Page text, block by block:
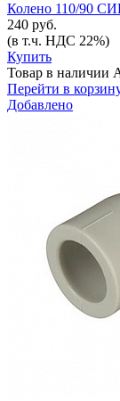
Колено 110/90
240 руб.
(в т.ч. НДС 22%)
Купить
Товар в наличии
Перейти в
Добавлено